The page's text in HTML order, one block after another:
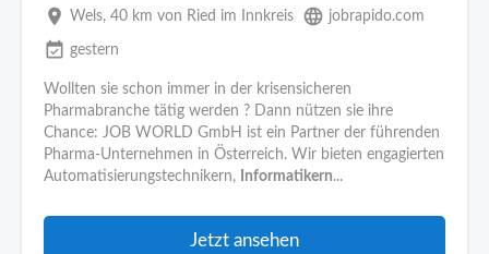
place Wels, 40 km von Ried im Innkreis language jobrapido.com
event_available gestern
Wollten sie schon immer in der krisensicheren
Pharmabranche tätig werden ? Dann nützen sie ihre
Chance: JOB WORLD GmbH ist ein Partner der führenden
Pharma-Unternehmen in Österreich. Wir bieten engagierten
Automatisierungstechnikern,
Informatikern...
Jetzt ansehen